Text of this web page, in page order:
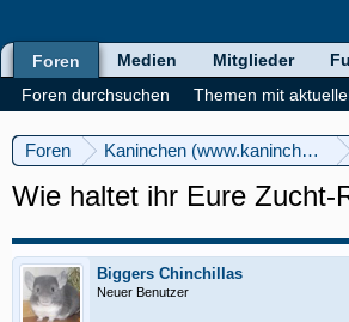
Foren Kaninchen
Wie haltet ihr Eure Zucht-
Biggers Chinchillas
Neuer Benutzer
Foren
Foren durchsuchen
Themen mit
Medien Mitglieder